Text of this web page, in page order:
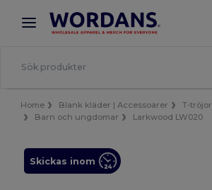
× Wordans-app
Bättre priser i appen!
Home Blank kläder | Accessoarer
T-tröjor
Barn och ungdomar
Larkwood LW020
Skickas inom